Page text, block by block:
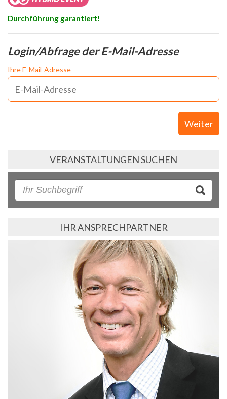
Durchführung garantiert!
Login/Abfrage der E-Mail-Adresse
Ihre E-Mail-Adresse
Weiter
VERANSTALTUNGEN SUCHEN
IHR ANSPRECHPARTNER